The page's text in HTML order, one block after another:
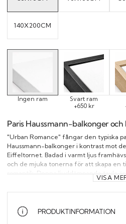
OUT
UNAVAILABLE
OUT
140X200CM
VARIANT
OUT
UNAVAILABLE
Ingen ram
Svart ram
+650 kr
Paris Haussmann-balkonger
"Urban Romance" fångar den typiska
Haussmann-balkonger i kontrast mot
Eiffeltornet. Badad i varmt ljus
och de mjuka tonerna för att skapa en
romantik. Denna ljuddämpande tavla
moderna och klassiska interiörer och
till hemmet.
VISA
PRODUKTINFORMATION